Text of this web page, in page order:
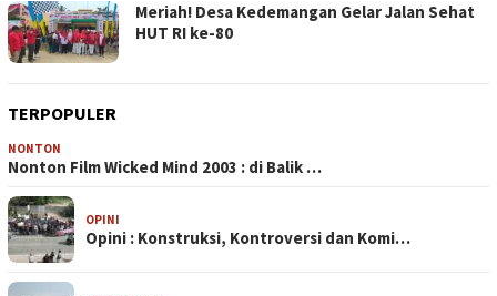
Meriah! Desa Kedemangan Gelar Jalan Sehat
HUT RI ke-80
TERPOPULER
NONTON
Nonton Film Wicked Mind 2003 : di Balik …
OPINI
Opini : Konstruksi, Kontroversi dan Komi…